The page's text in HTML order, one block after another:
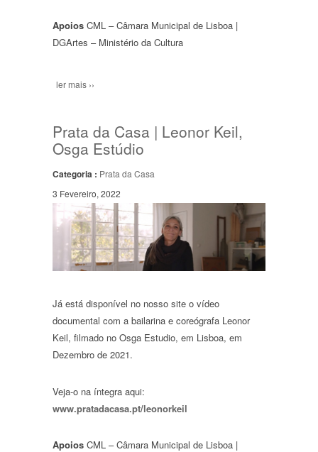
Apoios CML – Câmara Municipal de Lisboa |
DGArtes – Ministério da Cultura
ler mais ››
Prata da Casa | Leonor Keil,
Osga Estúdio
Categoria : Prata da Casa
3 Fevereiro, 2022
Já está disponível no nosso site o vídeo
documental com a bailarina e coreógrafa Leonor
Keil, filmado no Osga Estudio, em Lisboa, em
Dezembro de 2021.
Veja-o na íntegra aqui:
www.pratadacasa.pt/leonorkeil
Apoios CML – Câmara Municipal de Lisboa |